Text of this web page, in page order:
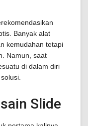
Banyak alat
kemudahan tetapi
Namun, saat
di dalam diri
Slide